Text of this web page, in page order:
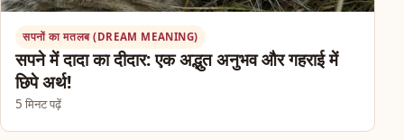
सपनों का मतलब (DREAM MEANING)
सपने में दादा का दीदार: एक अद्भुत अनुभव और गहराई में
छिपे अर्थ!
5 मिनट पढ़ें